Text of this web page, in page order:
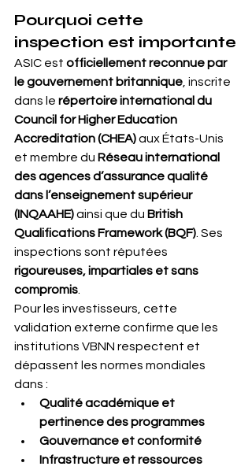
Pourquoi cette
inspection est importante
ASIC est officiellement reconnue par
le gouvernement britannique , inscrite
dans le répertoire international du
Council for Higher Education
Accreditation (CHEA) aux États-Unis
et membre du Réseau international
des agences d’assurance qualité
dans l’enseignement supérieur
(INQAAHE) ainsi que du British
Qualifications Framework (BQF) . Ses
inspections sont réputées
rigoureuses, impartiales et sans
compromis
Pour les investisseurs, cette
validation externe confirme que les
institutions VBNN respectent et
dépassent les normes mondiales
dans :
Qualité académique et
pertinence des programmes
Gouvernance et conformité
Infrastructure et ressources